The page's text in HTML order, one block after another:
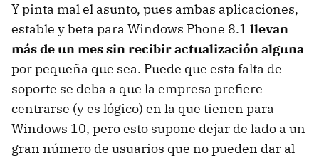
Y pinta mal el asunto, pues ambas aplicaciones,
estable y beta para Windows Phone 8.1 llevan
más de un mes sin recibir actualización alguna
por pequeña que sea. Puede que esta falta de
soporte se deba a que la empresa prefiere
centrarse (y es lógico) en la que tienen para
Windows 10, pero esto supone dejar de lado a un
gran número de usuarios que no pueden dar al